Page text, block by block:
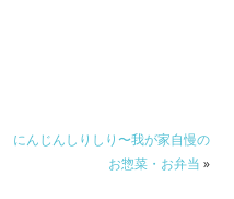
にんじんしりしり〜我が家自慢の
お惣菜・お弁当 »